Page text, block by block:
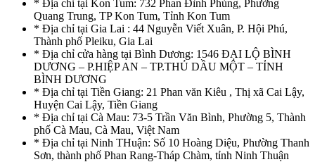
* Địa chỉ tại Kon Tum: 732 Phan Đình Phùng, Phường
Quang Trung, TP Kon Tum, Tỉnh Kon Tum
* Địa chỉ tại Gia Lai : 44 Nguyễn Viết Xuân, P. Hội Phú,
Thành phố Pleiku, Gia Lai
* Địa chỉ cửa hàng tại Bình Dương: 1546 ĐẠI LỘ BÌNH
DƯƠNG – P.HIỆP AN – TP.THỦ DẦU MỘT – TỈNH
BÌNH DƯƠNG
* Địa chỉ tại Tiền Giang: 21 Phan văn Kiêu , Thị xã Cai Lậy,
Huyện Cai Lậy, Tiền Giang
* Địa chỉ tại Cà Mau: 73-5 Trần Văn Bình, Phường 5, Thành
phố Cà Mau, Cà Mau, Việt Nam
* Địa chỉ tại Ninh THuận: Số 10 Hoàng Diệu, Phường Thanh
Sơn, thành phố Phan Rang-Tháp Chàm, tỉnh Ninh Thuận